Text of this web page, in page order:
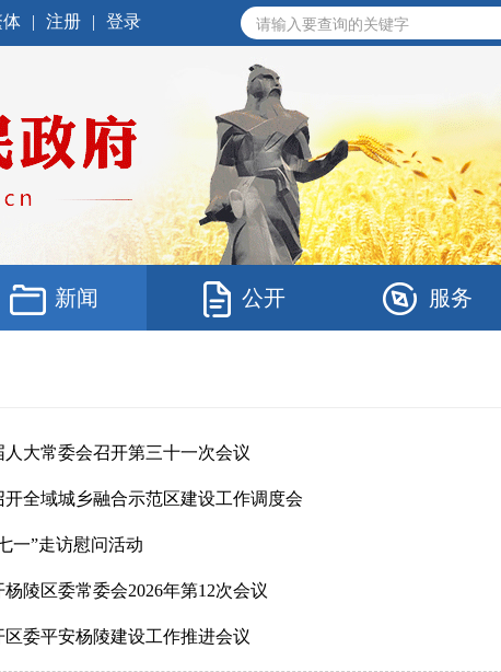
体 | 注册 | 登录
新闻 公开 服务
大常委会召开第三十一次会议
全域城乡融合示范区建设工作调度会
一”走访慰问活动
陵区委常委会2026年第12次会议
委平安杨陵建设工作推进会议